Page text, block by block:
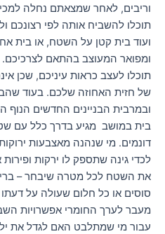
וריבים, לאחר שמצאתם נחלה
תוכלו להשביח אותה לפי רצונכם
ועוד בית קטן על השטח, או בית
ומפואר המעוצב בהתאם
תוכלו לעצב כראות עיניכם, שכן
של חזית האחוזה שלכם. בעוד
ובמרבית הבניינים החדשים הנוף
דונמים. מי שנהנה מאצבעות
לכדי גינה שתספק לו ירקות ופירות
את השטח לכל מטרה שיבחר –
סוסים או כל חלום שעולה על
מעבר לערך החומרי אפשרויות
עבור מי שמתלבט האם לגדל את